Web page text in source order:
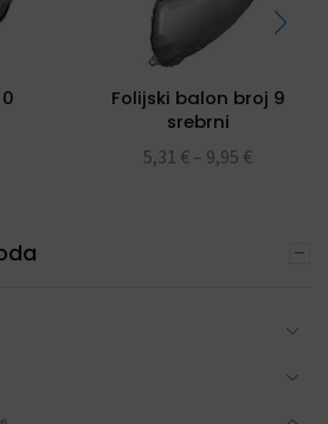
Folijski balon broj 9
srebrni
5,31 € – 9,95 €